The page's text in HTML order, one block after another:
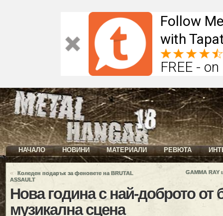
Follow
with
FREE -
НАЧАЛО НОВИНИ МАТЕРИАЛИ РЕВЮТА
«
Коледен подарък за феновете на BRUTAL
ASSAULT
GAMMA RAY
Нова година с най-доброто от
музикална сцена